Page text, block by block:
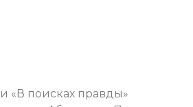
«В поисках правды»